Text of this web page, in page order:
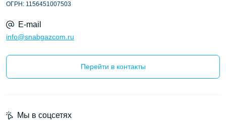
ОГРН: 1156451007503
E-mail
info@snabgazcom.ru
Перейти в контакты
Мы в соцсетях